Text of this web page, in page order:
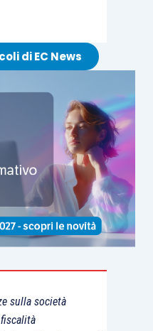
di EC News
sulla società